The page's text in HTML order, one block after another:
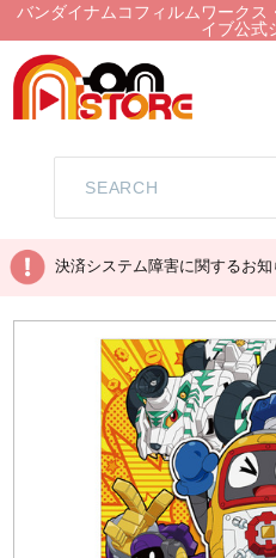
バンダイナムコフィルムワーク
イブ公式
決済システム障害に関するお知